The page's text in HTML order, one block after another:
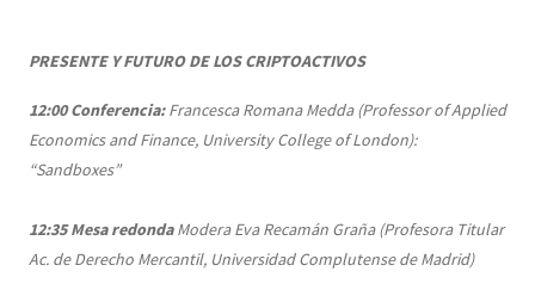
PRESENTE Y FUTURO DE LOS CRIPTOACTIVOS
12:00 Conferencia:Francesca Romana Medda (Professor of Applied
Economics and Finance, University College of London):
“Sandboxes”
12:35 Mesa redondaModera Eva Recamán Graña (Profesora Titular
Ac. de Derecho Mercantil, Universidad Complutense de Madrid)